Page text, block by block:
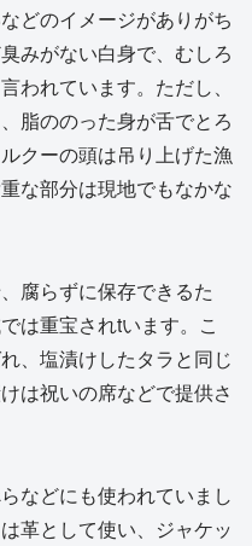
どのイメージがありがち
みがない白身で、むしろ
われています。ただし、
脂ののった身が舌でとろ
クーの頭は吊り上げた漁
な部分は現地でもなかな
腐らずに保存できるた
は重宝されtいます。こ
、塩漬けしたタラと同じ
は祝いの席などで提供さ
などにも使われていまし
革として使い、ジャケッ